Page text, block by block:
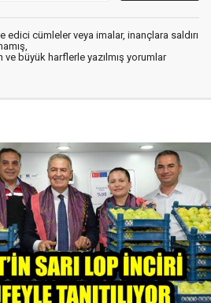
edici cümleler veya imalar, inançlara saldırı
ve büyük harflerle yazılmış yorumlar